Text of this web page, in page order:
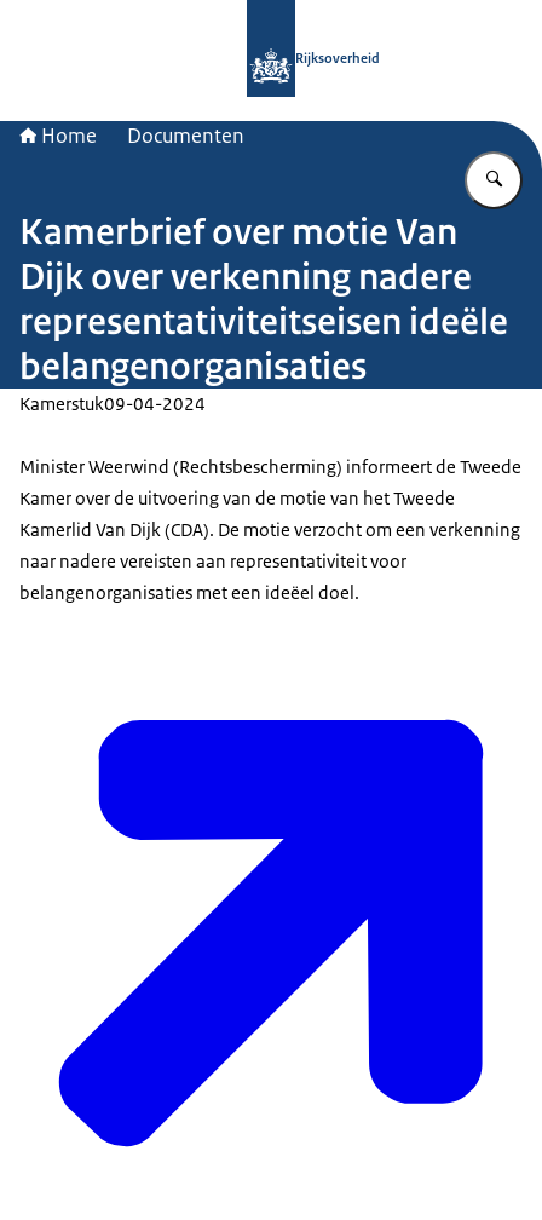
Rijksoverheid
Home Documenten
Kamerbrief over motie Van
Dijk over verkenning nadere
representativiteitseisen ideële
belangenorganisaties
Kamerstuk09-04-2024
Minister Weerwind (Rechtsbescherming) informeert de Tweede
Kamer over de uitvoering van de motie van het Tweede
Kamerlid Van Dijk (CDA). De motie verzocht om een verkenning
naar nadere vereisten aan representativiteit voor
belangenorganisaties met een ideëel doel.